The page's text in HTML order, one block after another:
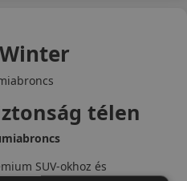
télen
SUV-okhoz és